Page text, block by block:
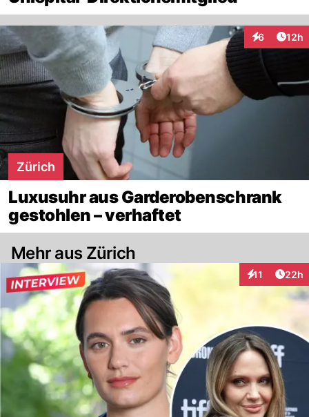
6
Interaktionen
12h
Zürich
Luxusuhr aus Garderobenschrank
gestohlen – verhaftet
Mehr aus Zürich
11
Interaktionen
22h